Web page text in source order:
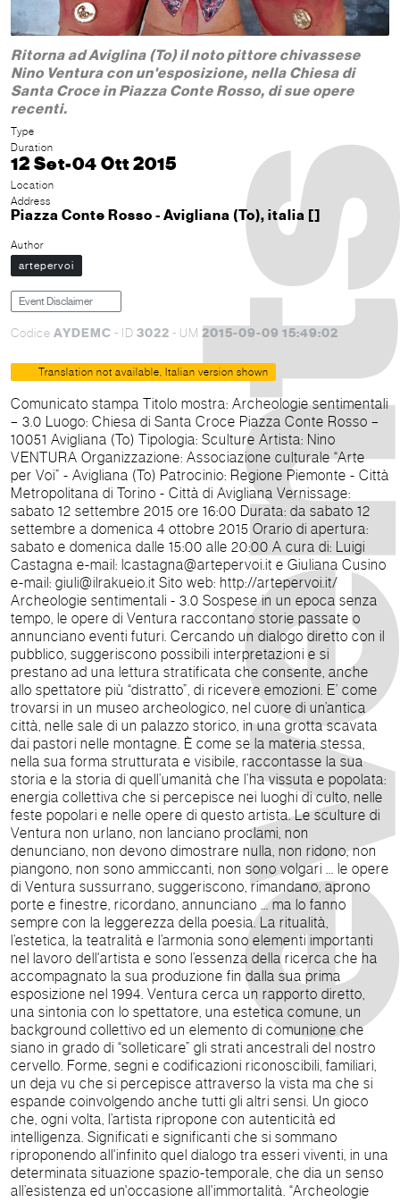
Ritorna ad Aviglina (To) il noto pittore chivassese
Nino Ventura con un'esposizione, nella Chiesa di
Santa Croce in Piazza Conte Rosso, di sue opere
recenti.
Type
Duration
12 Set-04 Ott 2015
Location
Address
Piazza Conte Rosso - Avigliana (To), italia []
Author
artepervoi
Event Disclaimer
Codice AYDEMC - ID 3022 - UM 2015-09-09 15:49:02
Translation not available, Italian version shown
Comunicato stampa Titolo mostra: Archeologie sentimentali
– 3.0 Luogo: Chiesa di Santa Croce Piazza Conte Rosso –
10051 Avigliana (To) Tipologia: Sculture Artista: Nino
VENTURA Organizzazione: Associazione culturale “Arte
per Voi” - Avigliana (To) Patrocinio: Regione Piemonte - Città
Metropolitana di Torino - Città di Avigliana Vernissage:
sabato 12 settembre 2015 ore 16:00 Durata: da sabato 12
settembre a domenica 4 ottobre 2015 Orario di apertura:
sabato e domenica dalle 15:00 alle 20:00 A cura di: Luigi
Castagna e-mail: lcastagna@artepervoi.it e Giuliana Cusino
e-mail: giuli@ilrakueio.it Sito web: http://artepervoi.it/
Archeologie sentimentali - 3.0 Sospese in un epoca senza
tempo, le opere di Ventura raccontano storie passate o
annunciano eventi futuri. Cercando un dialogo diretto con il
pubblico, suggeriscono possibili interpretazioni e si
prestano ad una lettura stratificata che consente, anche
allo spettatore più “distratto”, di ricevere emozioni. E’ come
trovarsi in un museo archeologico, nel cuore di un’antica
città, nelle sale di un palazzo storico, in una grotta scavata
dai pastori nelle montagne. È come se la materia stessa,
nella sua forma strutturata e visibile, raccontasse la sua
storia e la storia di quell’umanità che l’ha vissuta e popolata:
energia collettiva che si percepisce nei luoghi di culto, nelle
feste popolari e nelle opere di questo artista. Le sculture di
Ventura non urlano, non lanciano proclami, non
denunciano, non devono dimostrare nulla, non ridono, non
piangono, non sono ammiccanti, non sono volgari … le opere
di Ventura sussurrano, suggeriscono, rimandano, aprono
porte e finestre, ricordano, annunciano … ma lo fanno
sempre con la leggerezza della poesia. La ritualità,
l’estetica, la teatralità e l’armonia sono elementi importanti
nel lavoro dell'artista e sono l’essenza della ricerca che ha
accompagnato la sua produzione fin dalla sua prima
esposizione nel 1994. Ventura cerca un rapporto diretto,
una sintonia con lo spettatore, una estetica comune, un
background collettivo ed un elemento di comunione che
siano in grado di “solleticare” gli strati ancestrali del nostro
cervello. Forme, segni e codificazioni riconoscibili, familiari,
un deja vu che si percepisce attraverso la vista ma che si
espande coinvolgendo anche tutti gli altri sensi. Un gioco
che, ogni volta, l’artista ripropone con autenticità ed
intelligenza. Significati e significanti che si sommano
riproponendo all'infinito quel dialogo tra esseri viventi, in una
determinata situazione spazio-temporale, che dia un senso
all’esistenza ed un'occasione all'immortalità. “Archeologie